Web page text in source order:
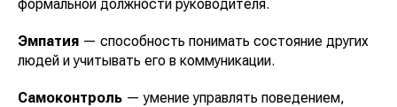
формальной должности руководителя.
Эмпатия — способность понимать состояние других
людей и учитывать его в коммуникации.
Самоконтроль — умение управлять поведением,